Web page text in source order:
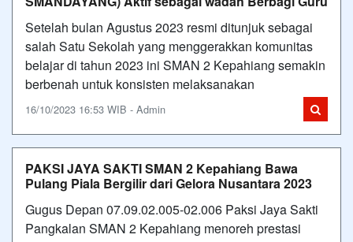
Setelah bulan Agustus 2023 resmi ditunjuk sebagai
salah Satu Sekolah yang menggerakkan komunitas
belajar di tahun 2023 ini SMAN 2 Kepahiang semakin
berbenah untuk konsisten melaksanakan
16/10/2023 16:53 WIB - Admin
PAKSI JAYA SAKTI SMAN 2 Kepahiang Bawa
Pulang Piala Bergilir dari Gelora Nusantara 2023
Gugus Depan 07.09.02.005-02.006 Paksi Jaya Sakti
Pangkalan SMAN 2 Kepahiang menoreh prestasi